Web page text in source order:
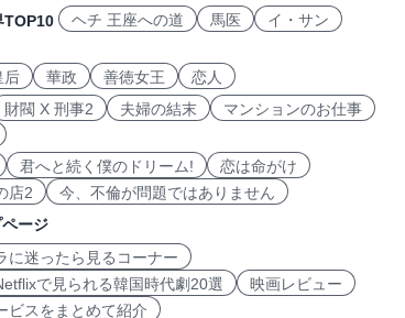
ヘチ 王座への道 馬医
イ・サン
后 華政 善徳女王
恋人
財閥 X 刑事2 夫婦の結末
マンションのお仕事
君へと続く僕のドリーム!
恋は命がけ
店2
今、不倫が問題ではありません
ージ
に迷ったら見るコーナー
で見られる韓国時代劇20選
映画レビュー
ビスをまとめて紹介